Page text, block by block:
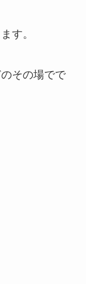
す。
その場でで